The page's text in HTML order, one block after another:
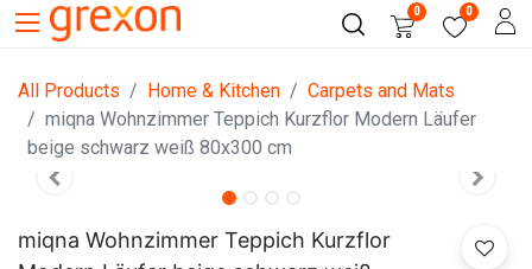
0 0
All Products Home & Kitchen
Carpets and Mats
miqna Wohnzimmer Teppich Kurzflor Modern Läufer
beige schwarz weiß 80x300 cm
miqna Wohnzimmer Teppich Kurzflor